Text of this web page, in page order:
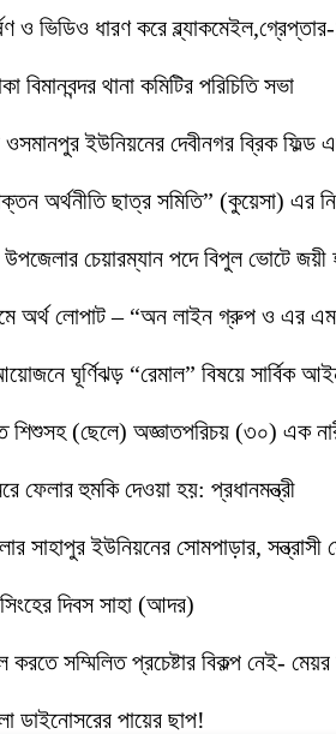
ও ভিডিও ধারণ করে
বিমানবন্দর থানা কমিটির পরিচিতি সভা
ওসমানপুর ইউনিয়নের দেবীনগর ব্রিক
অর্থনীতি ছাত্র সমিতি” (কুয়েসা) এর
উপজেলার চেয়ারম্যান পদে বিপুল ভোটে
অর্থ লোপাট – “অন লাইন গ্রুপ ও এর
ঘূর্ণিঝড় “রেমাল” বিষয়ে
শিশুসহ (ছেলে) অজ্ঞাতপরিচয় (৩০) এক
ফেলার হুমকি দেওয়া হয়: প্রধানমন্ত্রী
সাহাপুর ইউনিয়নের সোমপাড়ার,
দিবস সাহা (আদর)
সম্মিলিত প্রচেষ্টার বিকল্প নেই- মেয়র
ডাইনোসরের পায়ের ছাপ!